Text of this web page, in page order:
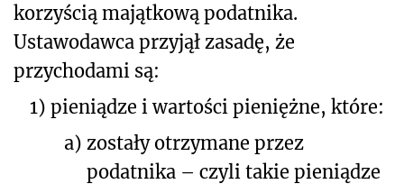
korzyścią majątkową podatnika.
Ustawodawca przyjął zasadę, że
przychodami są:
1) pieniądze i wartości pieniężne, które:
a) zostały otrzymane przez
podatnika – czyli takie pieniądze